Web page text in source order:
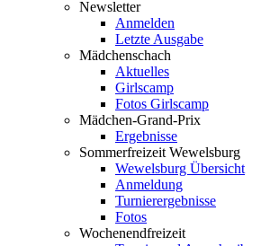
Newsletter
Anmelden
Letzte Ausgabe
Mädchenschach
Aktuelles
Girlscamp
Fotos Girlscamp
Mädchen-Grand-Prix
Ergebnisse
Sommerfreizeit Wewelsburg
Wewelsburg Übersicht
Anmeldung
Turnierergebnisse
Fotos
Wochenendfreizeit